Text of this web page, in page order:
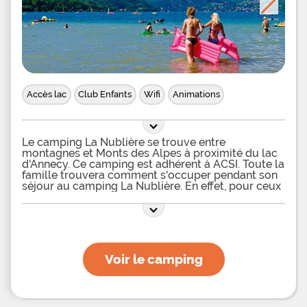
Accès lac Club Enfants Wifi Animations
Le camping La Nublière se trouve entre
montagnes et Monts des Alpes à proximité du lac
d'Annecy. Ce camping est adhérent à ACSI. Toute la
famille trouvera comment s'occuper pendant son
séjour au camping La Nublière. En effet, pour ceux
terrain de volley-ball et du terrain multi-sports afin
de faire des parties et organiser des tournois. Des
disposition. Pour les enfants se trouve une aire de
jeux avec cabane en bois, toboggan, mur de
grimpe ainsi qu'une grande structure gonflable. Le
camping étant voisin avec la base nautique de
ou de la planche à voile. Il sera également possible
Voir le camping